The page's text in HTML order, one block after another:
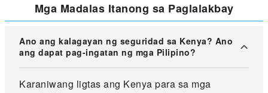
Mga Madalas Itanong sa Paglalakbay
Ano ang kalagayan ng seguridad sa Kenya? Ano
ang dapat pag-ingatan ng mga Pilipino?
Karaniwang ligtas ang Kenya para sa mga